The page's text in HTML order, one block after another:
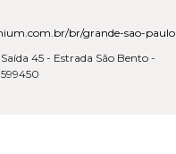
br/grande-sao-paulo
45 - Estrada São Bento -